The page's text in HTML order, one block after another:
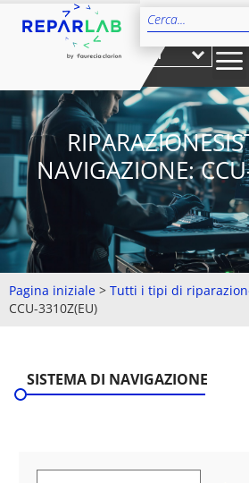
IT
NAVIGAZIONE:
Pagina iniziale > Tutti i tipi di
CCU-3310Z(EU)
SISTEMA DI NAVIGAZIONE